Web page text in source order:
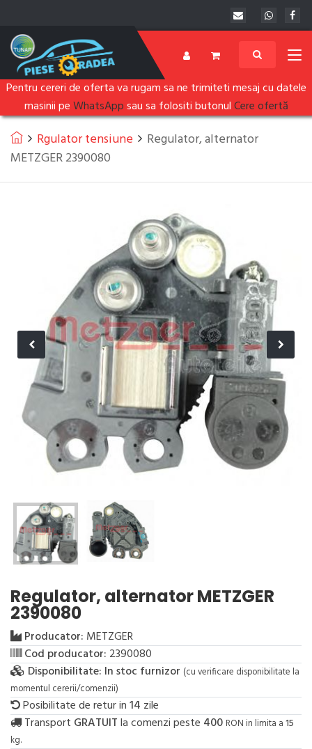
Pentru cereri de oferta va rugam sa ne trimiteti mesaj cu datele
masinii peWhatsAppsau sa folositi butonulCere ofertă
Rgulator tensiune
Regulator, alternator
METZGER 2390080
Regulator, alternator METZGER
2390080
Producator: METZGER
Cod producator: 2390080
Disponibilitate: In stoc furnizor (cu verificare disponibilitate la
momentul cererii/comenzii)
Posibilitate de retur in14 zile
Transport GRATUITla comenzi peste 400 RON in limita a15
kg.